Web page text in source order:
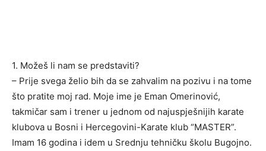
1. Možeš li nam se predstaviti?
– Prije svega želio bih da se zahvalim na pozivu i na tome
što pratite moj rad. Moje ime je Eman Omerinović,
takmičar sam i trener u jednom od najuspješnijih karate
klubova u Bosni i Hercegovini-Karate klub “MASTER”.
Imam 16 godina i idem u Srednju tehničku školu Bugojno.